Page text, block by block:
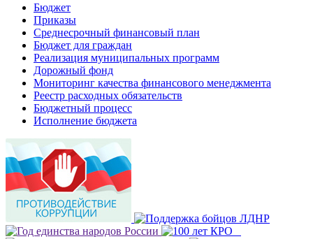
Бюджет
Приказы
Среднесрочный финансовый план
Бюджет для граждан
Реализация муниципальных программ
Дорожный фонд
Мониторинг качества финансового менеджмента
Реестр расходных обязательств
Бюджетный процесс
Исполнение бюджета